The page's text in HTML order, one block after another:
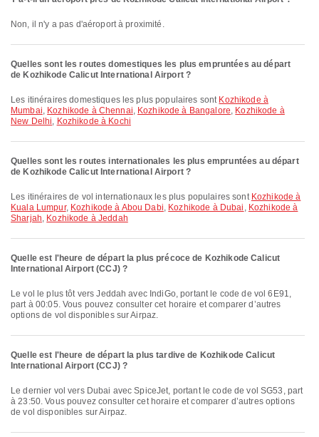
Non, il n'y a pas d'aéroport à proximité.
Quelles sont les routes domestiques les plus empruntées au départ
de Kozhikode Calicut International Airport ?
Les itinéraires domestiques les plus populaires sont Kozhikode à
Mumbai, Kozhikode à Chennai, Kozhikode à Bangalore, Kozhikode à
New Delhi, Kozhikode à Kochi
Quelles sont les routes internationales les plus empruntées au départ
de Kozhikode Calicut International Airport ?
Les itinéraires de vol internationaux les plus populaires sont Kozhikode à
Kuala Lumpur, Kozhikode à Abou Dabi, Kozhikode à Dubai , Kozhikode à
Sharjah, Kozhikode à Jeddah
Quelle est l'heure de départ la plus précoce de Kozhikode Calicut
International Airport (CCJ) ?
Le vol le plus tôt vers Jeddah avec IndiGo, portant le code de vol 6E91,
part à 00:05. Vous pouvez consulter cet horaire et comparer d’autres
options de vol disponibles sur Airpaz.
Quelle est l'heure de départ la plus tardive de Kozhikode Calicut
International Airport (CCJ) ?
Le dernier vol vers Dubai avec SpiceJet, portant le code de vol SG53, part
à 23:50. Vous pouvez consulter cet horaire et comparer d’autres options
de vol disponibles sur Airpaz.